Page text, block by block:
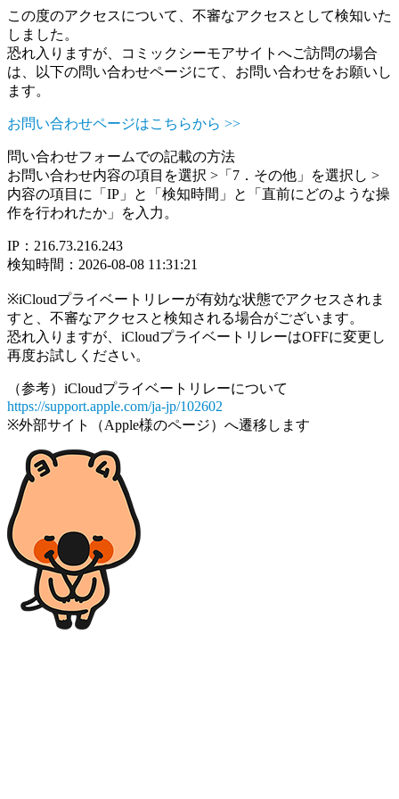
この度のアクセスについて、不審なアクセスとして検知いた
しました。
恐れ入りますが、コミックシーモアサイトへご訪問の場合
は、以下の問い合わせページにて、お問い合わせをお願いし
ます。
お問い合わせページはこちらから >>
問い合わせフォームでの記載の方法
お問い合わせ内容の項目を選択 >「7．その他」を選択し >
内容の項目に「IP」と「検知時間」と「直前にどのような操
作を行われたか」を入力。
IP：216.73.216.243
検知時間：2026-08-08 11:31:21
※iCloudプライベートリレーが有効な状態でアクセスされま
すと、不審なアクセスと検知される場合がございます。
恐れ入りますが、iCloudプライベートリレーはOFFに変更し
再度お試しください。
（参考）iCloudプライベートリレーについて
https://support.apple.com/ja-jp/102602
※外部サイト（Apple様のページ）へ遷移します